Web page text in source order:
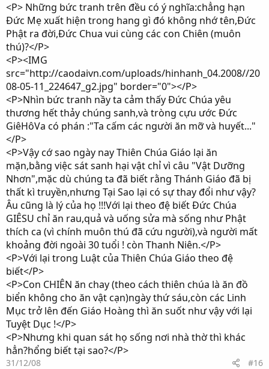
<P> Những bức tranh trên đều có ý nghĩa:chẳng hạn
Đức Mẹ xuất hiện trong hang gì đó không nhớ tên,Đức
Phật ra đời,Đức Chua vui cùng các con Chiên (muôn
thú)?</P>
<P><IMG
src="http://caodaivn.com/uploads/hinhanh_04.2008//20
08-05-11_224647_g2.jpg" border="0"></P>
<P>Nhìn bức tranh nầy ta cảm thấy Đức Chúa yêu
thương hết thảy chúng sanh,và tròng cựu ước Đức
GiêHôVa có phán :"Ta cấm các người ăn mỡ và huyết..."
</P>
<P>Vậy cớ sao ngày nay Thiên Chúa Giáo lại ăn
mặn,bằng việc sát sanh hại vật chỉ vì câu "Vật Dưỡng
Nhơn",mặc dù chúng ta đã biết rằng Thánh Giáo đã bị
thất kì truyền,nhưng Tại Sao lại có sự thay đổi như vậy?
Âu cũng là lý của họ !!!Với lại theo đệ biết Đức Chúa
GIÊSU chỉ ăn rau,quả và uống sửa mà sống như Phật
thích ca (vì chính muôn thú đã cứu người),và người mất
khoảng đời ngoài 30 tuổi ! còn Thanh Niên.</P>
<P>Với lại trong Luật của Thiên Chúa Giáo theo đệ
biết</P>
<P>Con CHIÊN ăn chay (theo cách thiên chúa là ăn đồ
biển không cho ăn vật cạn)ngày thứ sáu,còn các Linh
Mục trở lên đến Giáo Hoàng thì ăn suốt như vậy với lại
Tuyệt Dục !</P>
<P>Nhưng khi quan sát họ sống nơi nhà thờ thì khác
hẳn?hổng biết tại sao?</P>
31/12/08 #16